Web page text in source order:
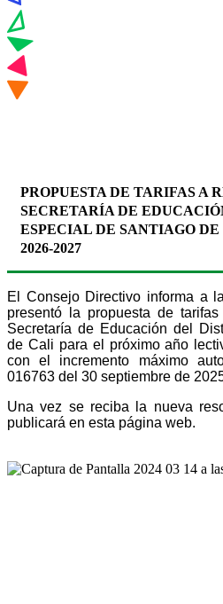
PROPUESTA DE TARIFAS A
SECRETARÍA DE
ESPECIAL DE SANTIAGO
2026-2027
El Consejo Directivo informa a
presentó la propuesta de
Secretaría de Educación del
de Cali para el próximo año
con el incremento máximo
016763 del 30 septiembre de
Una vez se reciba la nueva
publicará en esta página web.